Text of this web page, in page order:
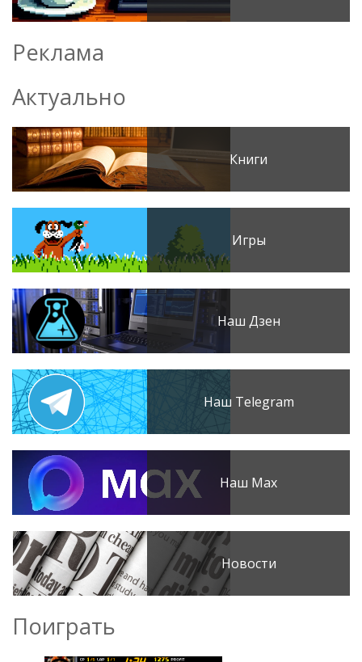
Реклама
Актуально
Книги
Игры
Наш Дзен
Наш Telegram
Наш Max
Новости
Поиграть